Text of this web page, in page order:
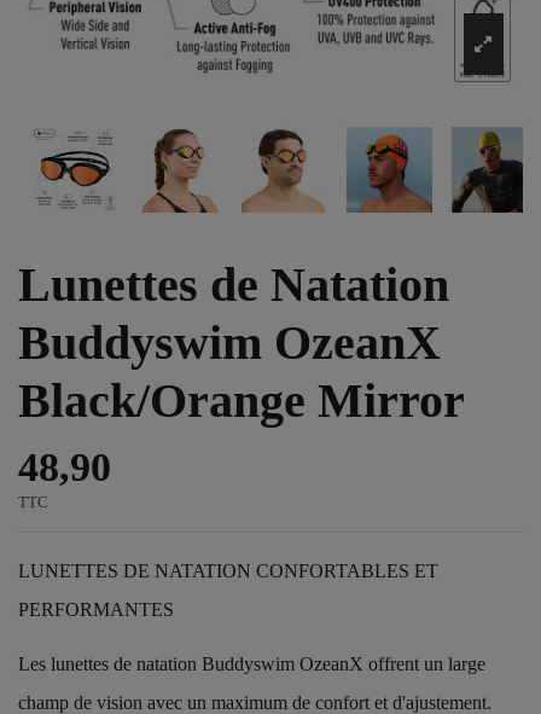
Lunettes de Natation
Buddyswim OzeanX
Black/Orange Mirror
48,90
TTC
LUNETTES DE NATATION CONFORTABLES ET
PERFORMANTES
Les lunettes de natation Buddyswim OzeanX offrent un large
champ de vision avec un maximum de confort et d'ajustement.